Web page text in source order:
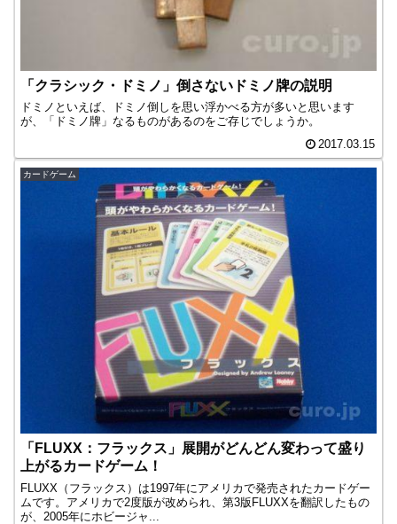
「クラシック・ドミノ」倒さないドミノ牌の説明
ドミノといえば、ドミノ倒しを思い浮かべる方が多いと思います
が、「ドミノ牌」なるものがあるのをご存じでしょうか。
2017.03.15
カードゲーム
「FLUXX：フラックス」展開がどんどん変わって盛り
上がるカードゲーム！
FLUXX（フラックス）は1997年にアメリカで発売されたカードゲー
ムです。アメリカで2度版が改められ、第3版FLUXXを翻訳したもの
が、2005年にホビージャ...